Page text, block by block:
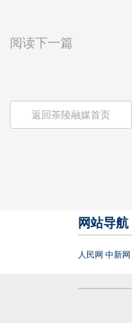
阅读下一篇
返回茶陵融媒首页
网站导航
人民网 中新网